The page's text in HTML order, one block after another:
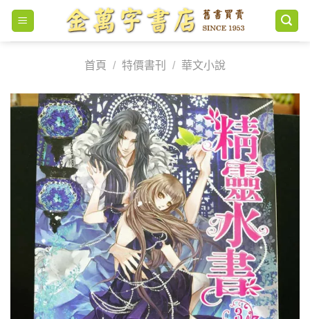
Skip
content
首頁
/ 特價書刊 / 華文小說